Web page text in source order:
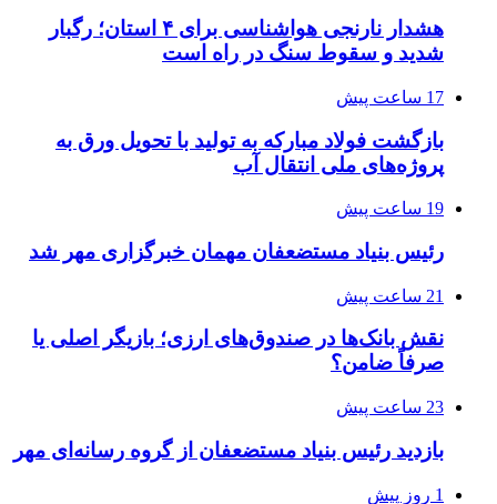
هشدار نارنجی هواشناسی برای ۴ استان؛ رگبار
شدید و سقوط سنگ در راه است
17 ساعت پیش
بازگشت فولاد مبارکه به تولید با تحویل ورق به
پروژه‌های ملی انتقال آب
19 ساعت پیش
رئیس بنیاد مستضعفان مهمان خبرگزاری مهر شد
21 ساعت پیش
نقش بانک‌ها در صندوق‌های ارزی؛ بازیگر اصلی یا
صرفاً ضامن؟
23 ساعت پیش
بازدید رئیس بنیاد مستضعفان از گروه رسانه‌ای مهر
1 روز پیش